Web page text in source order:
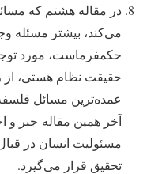
در مقاله هشتم که
می‌کند، بیشتر مسئله
حکمفرماست، مورد
حقیقت نظام هستی، از
عمده‌ترین مسائل
آخر همین مقاله جبر و
مسئولیت انسان در
تحقیق قرار می‌گیرد.